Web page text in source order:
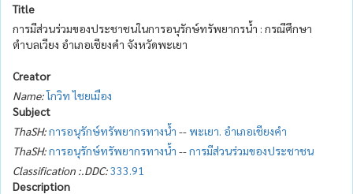
Title
การมีส่วนร่วมของประชาชนในการอนุรักษ์ทรัพยากรน้ำ : กรณีศึกษา
ตำบลเวียง อำเภอเชียงคำ จังหวัดพะเยา
Creator
Name:โกวิท ไชยเมือง
Subject
ThaSH:การอนุรักษ์ทรัพยากรทางน้ำ --พะเยา. อำเภอเชียงคำ
ThaSH:การอนุรักษ์ทรัพยากรทางน้ำ --การมีส่วนร่วมของประชาชน
Classification :.DDC:333.91
Description